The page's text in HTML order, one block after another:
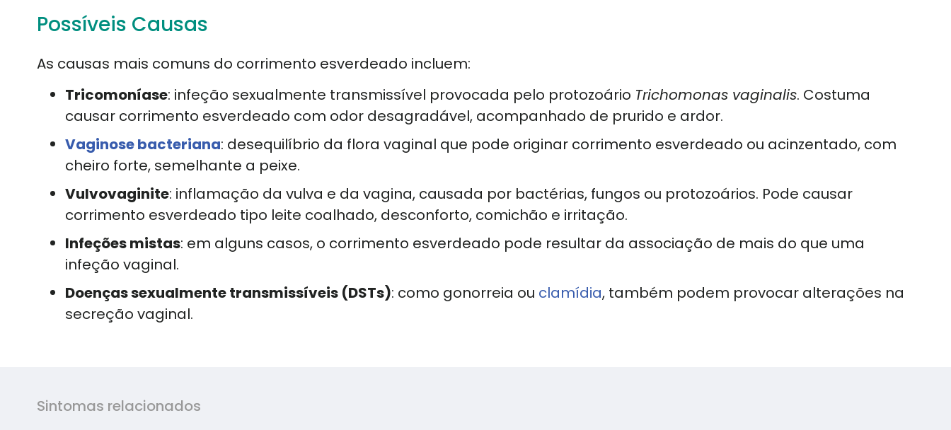
Possíveis Causas
As causas mais comuns do corrimento esverdeado incluem:
Tricomoníase: infeção sexualmente transmissível provocada pelo protozoário Trichomonas vaginalis. Costuma
causar corrimento esverdeado com odor desagradável, acompanhado de prurido e ardor.
Vaginose bacteriana: desequilíbrio da flora vaginal que pode originar corrimento esverdeado ou acinzentado, com
cheiro forte, semelhante a peixe.
Vulvovaginite: inflamação da vulva e da vagina, causada por bactérias, fungos ou protozoários. Pode causar
corrimento esverdeado tipo leite coalhado, desconforto, comichão e irritação.
Infeções mistas: em alguns casos, o corrimento esverdeado pode resultar da associação de mais do que uma
infeção vaginal.
Doenças sexualmente transmissíveis (DSTs): como gonorreia ou clamídia, também podem provocar alterações na
secreção vaginal.
Sintomas relacionados